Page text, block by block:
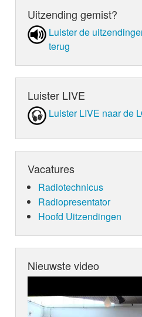
Uitzending gemist?
Luister de
terug
Luister LIVE
Luister LIVE naar de
Vacatures
Radiotechnicus
Radiopresentator
Hoofd Uitzendingen
Nieuwste video